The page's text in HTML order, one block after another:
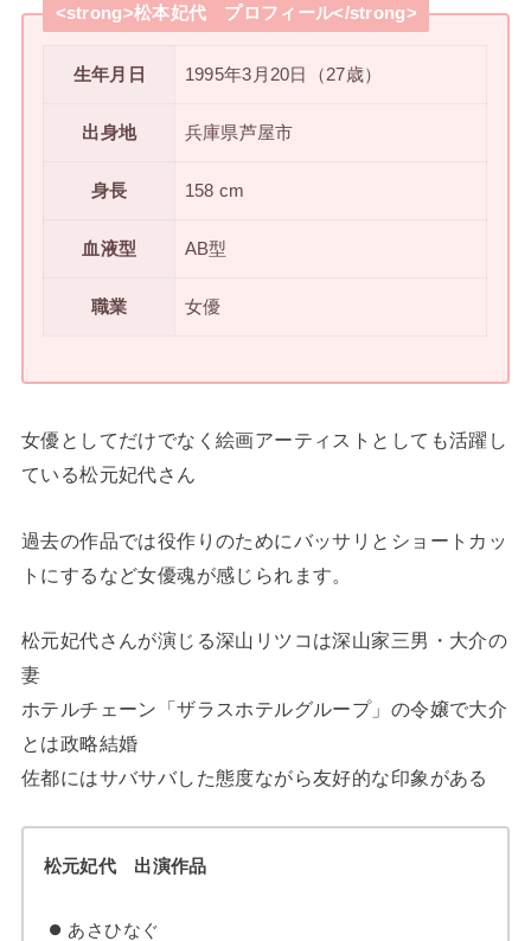
<strong>松本妃代 プロフィール</strong>
生年月日 1995年3月20日（27歳）
出身地 兵庫県芦屋市
身長 158 cm
血液型 AB型
職業 女優
女優としてだけでなく絵画アーティストとしても活躍し
ている松元妃代さん
過去の作品では役作りのためにバッサリとショートカッ
トにするなど女優魂が感じられます。
松元妃代さんが演じる深山リツコは深山家三男・大介の
妻
ホテルチェーン「ザラスホテルグループ」の令嬢で大介
とは政略結婚
佐都にはサバサバした態度ながら友好的な印象がある
松元妃代 出演作品
あさひなぐ